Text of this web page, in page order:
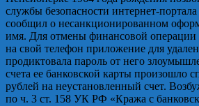
службы безопасности интернет-
сообщил о несанкционированном
имя. Для отмены финансовой
на свой телефон приложение для
продиктовала пароль от него
счета ее банковской карты произошло
рублей на неустановленный счет.
по ч. 3 ст. 158 УК РФ «Кража с